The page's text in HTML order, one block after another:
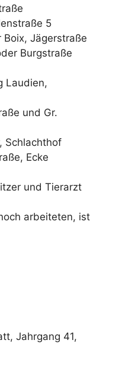
5
Jägerstraße
Burgstraße
Laudien,
und Gr.
Schlachthof
Ecke
und Tierarzt
arbeiteten, ist
Jahrgang 41,